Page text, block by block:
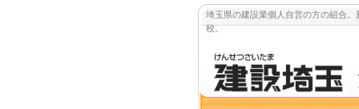
埼玉県の建設業個人自営の方の組合
校。